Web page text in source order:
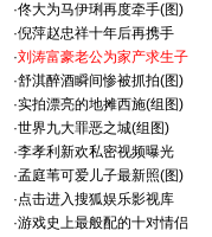
·佟大为马伊琍再度牵手(图)
·倪萍赵忠祥十年后再携手
·刘涛富豪老公为家产求生子
·舒淇醉酒瞬间惨被抓拍(图)
·实拍漂亮的地摊西施(组图)
·世界九大罪恶之城(组图)
·李孝利新欢私密视频曝光
·孟庭苇可爱儿子最新照(图)
·点击进入搜狐娱乐影视库
·游戏史上最般配的十对情侣